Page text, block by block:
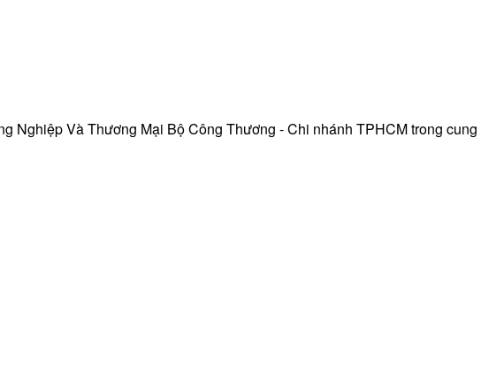
Nghiệp Và Thương Mại Bộ Công Thương - Chi nhánh TPHCM trong cung